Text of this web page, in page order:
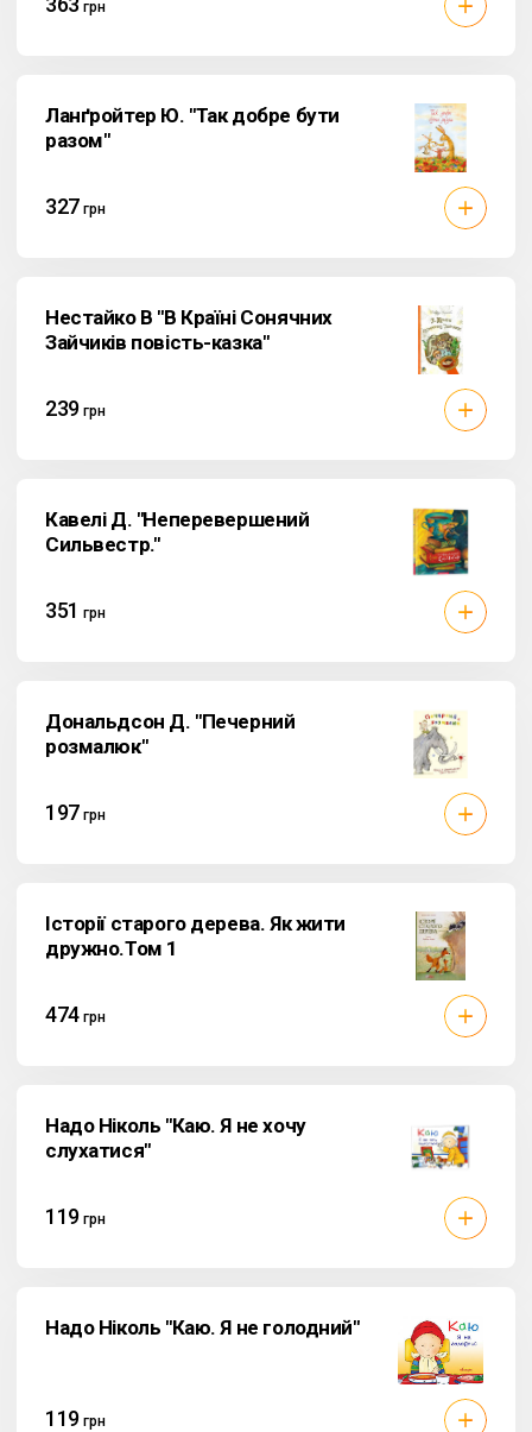
грн
Ланґройтер Ю. "Так добре бути
разом"
327 грн
Нестайко В "В Країні Сонячних
Зайчиків повість-казка"
239 грн
Кавелі Д. "Неперевершений
Сильвестр."
351 грн
Дональдсон Д. "Печерний
розмалюк"
197 грн
Історії старого дерева. Як жити
дружно.Том 1
474 грн
Надо Ніколь "Каю. Я не хочу
слухатися"
119 грн
Надо Ніколь "Каю. Я не голодний"
119 грн